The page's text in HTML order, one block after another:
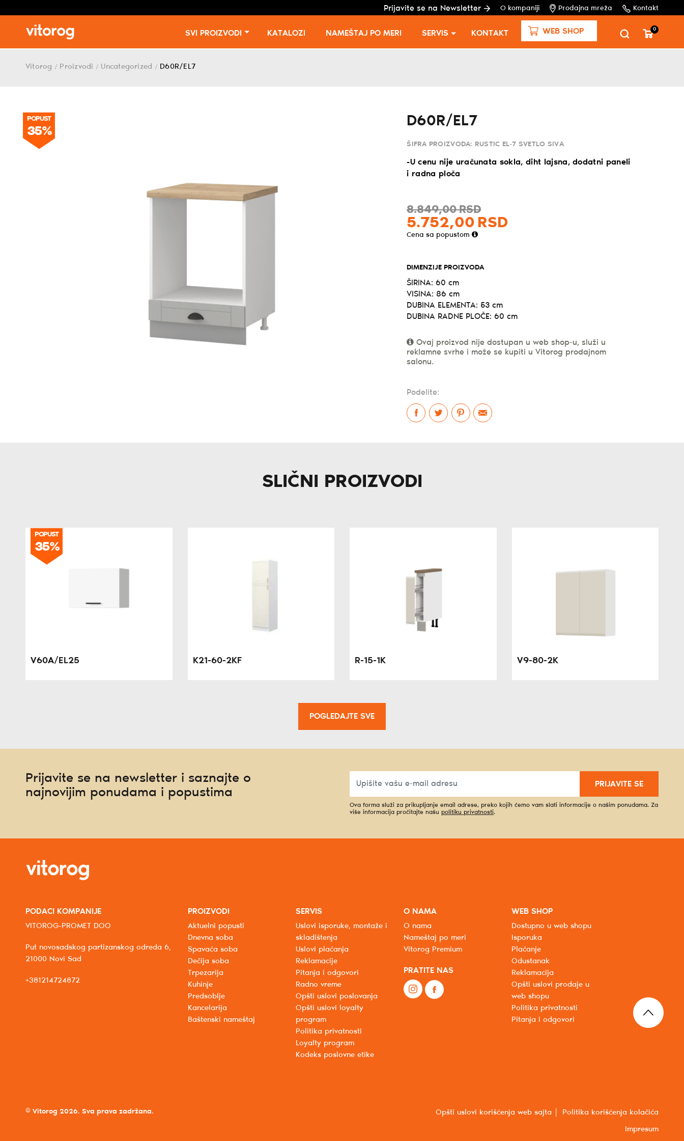
Prijavite se na Newsletter O kompaniji Prodajna mreža Kontakt
SVI PROIZVODI KATALOZI NAMEŠTAJ PO MERI SERVIS KONTAKT WEB SHOP 0
Vitorog / Proizvodi / Uncategorized / D60R/EL7
D60R/EL7
POPUST
35%
ŠIFRA PROIZVODA: RUSTIC EL-7 SVETLO SIVA
-U cenu nije uračunata sokla, diht lajsna, dodatni paneli
i radna ploča
8.849,00 RSD
5.752,00 RSD
Cena sa popustom
DIMENZIJE PROIZVODA
ŠIRINA: 60 cm
VISINA: 86 cm
DUBINA ELEMENTA: 53 cm
DUBINA RADNE PLOČE: 60 cm
Ovaj proizvod nije dostupan u web shop-u, služi u
reklamne svrhe i može se kupiti u Vitorog prodajnom
salonu.
Podelite:
SLIČNI PROIZVODI
POPUST
35%
V60A/EL25 K21-60-2KF R-15-1K V9-80-2K
POGLEDAJTE SVE
Prijavite se na newsletter i saznajte o
najnovijim ponudama i popustima
PRIJAVITE SE
Ova forma služi za prikupljanje email adrese, preko kojih ćemo vam slati informacije o našim ponudama. Za
više informacija pročitajte našu politiku privatnosti.
PODACI KOMPANIJE
VITOROG-PROMET DOO
Put novosadskog partizanskog odreda 6,
21000 Novi Sad
+381214724872
PROIZVODI
Aktuelni popusti
Dnevna soba
Spavaća soba
Dečija soba
Trpezarija
Kuhinje
Predsoblje
Kancelarija
Baštenski nameštaj
SERVIS
Uslovi isporuke, montaže i
skladištenja
Uslovi plaćanja
Reklamacije
Pitanja i odgovori
Radno vreme
Opšti uslovi poslovanja
Opšti uslovi loyalty
program
Politika privatnosti
Loyalty program
Kodeks poslovne etike
O NAMA
O nama
Nameštaj po meri
Vitorog Premium
PRATITE NAS
WEB SHOP
Dostupno u web shopu
Isporuka
Plaćanje
Odustanak
Reklamacija
Opšti uslovi prodaje u
web shopu
Politika privatnosti
Pitanja i odgovori
© Vitorog 2026. Sva prava zadržana. Opšti uslovi korišćenja web sajta Politika korišćenja kolačića
Impresum